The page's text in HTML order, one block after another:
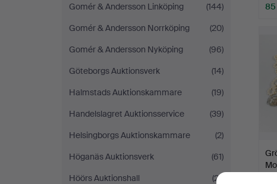
Gomér & Andersson Linköping
(144)
Gomér & Andersson Norrköping
(20)
Gomér & Andersson Nyköping
(96)
Göteborgs Auktionsverk
(14)
Halmstads Auktionskammare
(19)
Handelslagret Auktionsservice
(39)
Helsingborgs Auktionskammare
(2)
Höganäs Auktionsverk
(61)
Höörs Auktionshall
(21)
85